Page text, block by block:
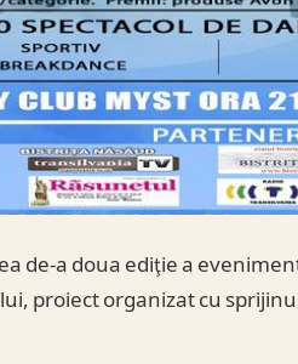
de-a doua ediţie a
proiect organizat cu